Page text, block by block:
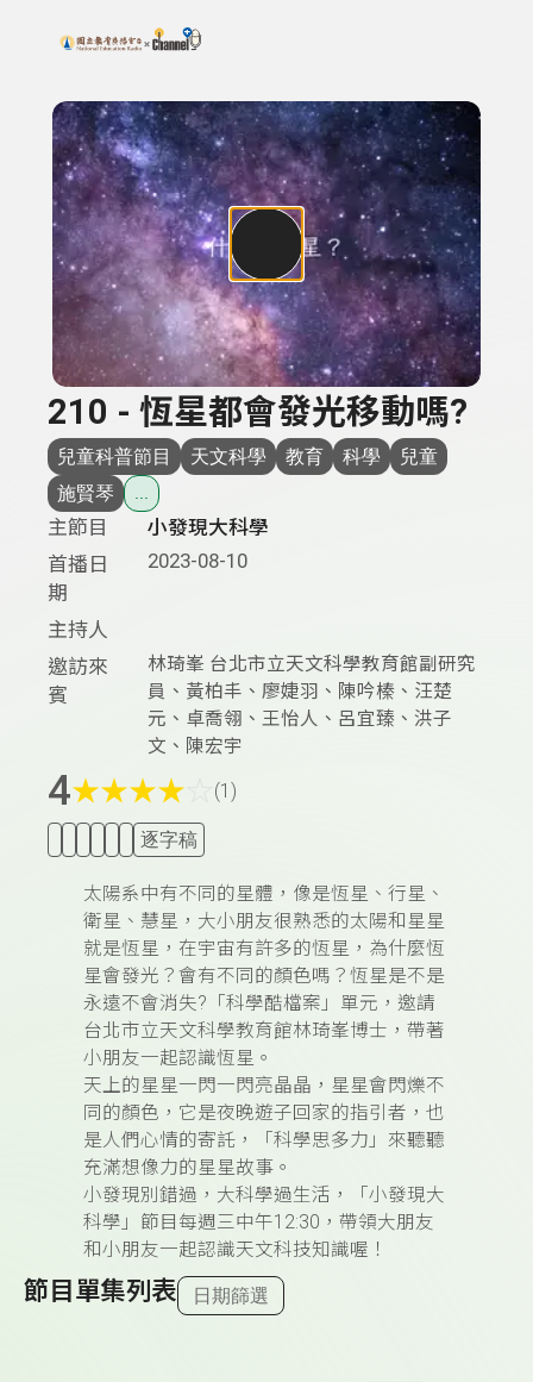
上方功能區塊
搜尋關鍵字：可輸入節目名稱、主持人或關鍵字
210 - 恆星都會發光移動嗎?
兒童科普節目 天文科學 教育 科學
兒童
施賢琴
...
主節目
小發現大科學
首播日
期
2023-08-10
主持人
邀訪來
賓
林琦峯 台北市立天文科學教育館副研究
員、黃柏丰、廖婕羽、陳吟榛、汪楚
元、卓喬翎、王怡人、呂宜臻、洪子
文、陳宏宇
4★★★★ (1)
逐字稿
太陽系中有不同的星體，像是恆星、行星、
衛星、慧星， 大小朋友很熟悉的太陽和星星
就是恆星，在宇宙有許多的恆星，為什麼恆
星會發光？會有不同的顏色嗎？恆星是不是
永遠不會消失? 「科學酷檔案」單元， 邀請
台北市立天文科學教育館林琦峯博士 ，帶著
小朋友一起認識恆星。
天上的星星一閃一閃亮晶晶，星星會閃爍不
同的顏色，它是夜晚遊子回家的指引者，也
是人們心情的寄託，「科學思多力」來聽聽
充滿想像力的星星故事。
小發現別錯過，大科學過生活，「小發現大
科學」節目每週三中午12:30，帶領大朋友
和小朋友一起認識天文科技知識喔！
節目單集列表 日期篩選